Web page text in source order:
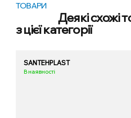
ТОВАРИ
Деякі схожі
з цієї категорії
SANTEHPLAST
В наявності